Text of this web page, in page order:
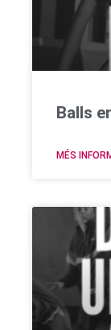
Balls
MÉS